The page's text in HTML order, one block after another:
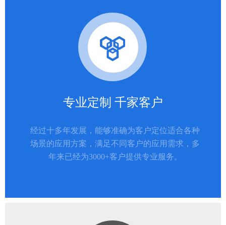
专业定制 千家客户
经过十多年发展，能够准确为客户定位适合各种
场景的应用方案，满足不同客户的应用需求，多
年来已经为3000+客户提供专业服务。